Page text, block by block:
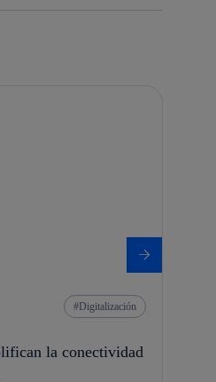
Digitalización
la conectividad